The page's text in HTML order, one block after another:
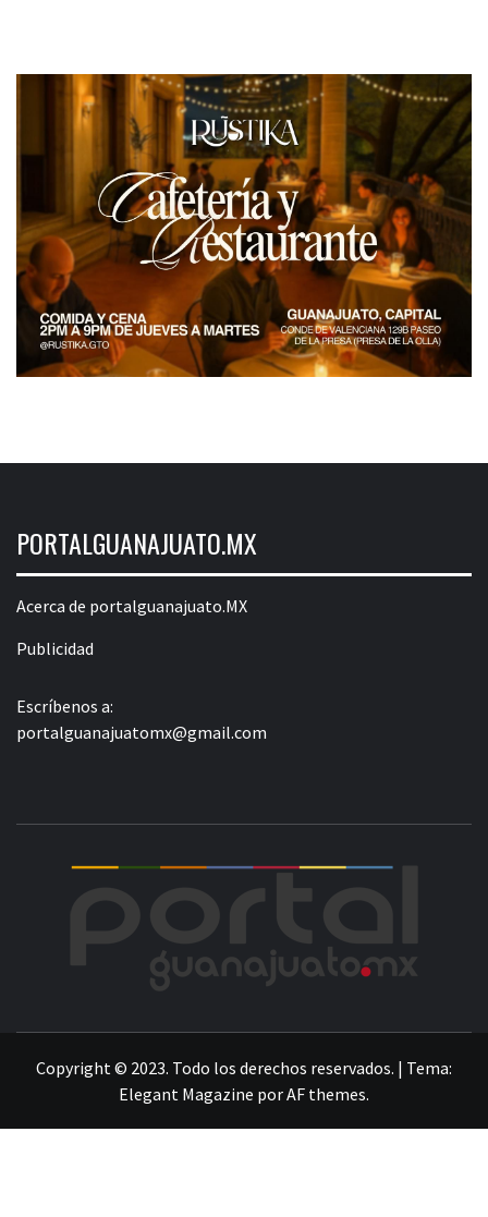
PORTALGUANAJUATO.MX
Acerca de portalguanajuato.MX
Publicidad
Escríbenos a:
portalguanajuatomx@gmail.com
Copyright © 2023. Todo los derechos reservados. | Tema:
Elegant Magazine porAF themes.